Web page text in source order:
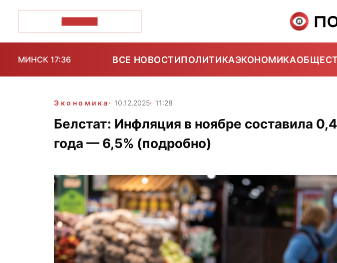
МИНСК 17:36 ВСЕ НОВОСТИПОЛИТИКАЭКОНОМИКА
Экономика 10.12.2025 11:28
Белстат: Инфляция в ноябре составила
года — 6,5% (подробно)